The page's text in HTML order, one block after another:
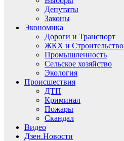
Депутаты
Законы
Экономика
Дороги и Транспорт
ЖКХ и Строительство
Промышленность
Сельское хозяйство
Экология
Происшествия
ДТП
Криминал
Пожары
Скандал
Видео
Дзен.Новости